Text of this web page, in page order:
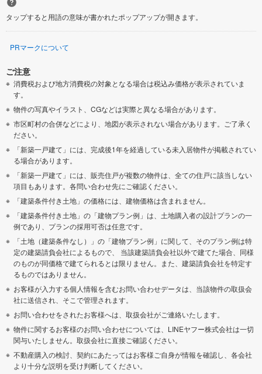
タップすると用語の意味が書かれたポップアップが開きます。
PRマークについて
ご注意
消費税および地方消費税の対象となる場合は税込み価格が表示されていま
す。
物件の写真やイラスト、CGなどは実際と異なる場合があります。
市区町村の合併などにより、地図が表示されない場合があります。ご了承く
ださい。
「新築一戸建て」には、完成後1年を経過している未入居物件が掲載されてい
る場合があります。
「新築一戸建て」には、販売住戸が複数の物件は、全ての住戸に該当しない
項目もあります。各問い合わせ先にご確認ください。
「建築条件付き土地」の価格には、建物価格は含まれません。
「建築条件付き土地」の「建物プラン例」は、土地購入者の設計プランの一
例であり、プランの採用可否は任意です。
「土地（建築条件なし）」の「建物プラン例」に関して、そのプラン例は特
定の建築請負会社によるもので、 当該建築請負会社以外で建てた場合、同様
のものが同価格で建てられるとは限りません。また、建築請負会社を特定す
るものではありません。
お客様が入力する個人情報を含むお問い合わせデータは、当該物件の取扱会
社に送信され、そこで管理されます。
お問い合わせをされたお客様へは、取扱会社がご連絡いたします。
物件に関するお客様のお問い合わせについては、LINEヤフー株式会社は一切
関与いたしません。取扱会社に直接ご確認ください。
不動産購入の検討、契約にあたってはお客様ご自身が情報を確認し、各会社
より十分な説明を受け判断してください。